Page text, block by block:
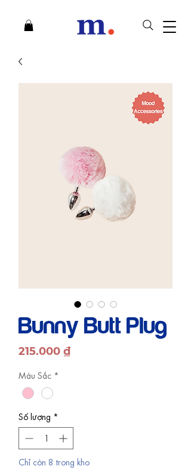
Bunny Butt Plug
215.000 ₫Giá
Màu Sắc *
Số lượng *
Chỉ còn 8 trong kho